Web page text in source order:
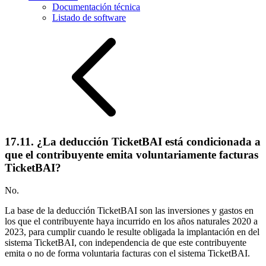
Documentación técnica
Listado de software
17.11. ¿La deducción TicketBAI está condicionada a
que el contribuyente emita voluntariamente facturas
TicketBAI?
No.
La base de la deducción TicketBAI son las inversiones y gastos en
los que el contribuyente haya incurrido en los años naturales 2020 a
2023, para cumplir cuando le resulte obligada la implantación en del
sistema TicketBAI, con independencia de que este contribuyente
emita o no de forma voluntaria facturas con el sistema TicketBAI.